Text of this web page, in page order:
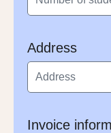
Address
Invoice